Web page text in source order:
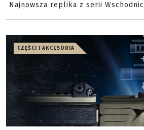
Najnowsza replika z serii
CZĘŚCI I AKCESORIA